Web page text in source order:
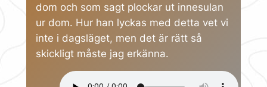
dom och som sagt plockar ut innesulan
ur dom. Hur han lyckas med detta vet vi
inte i dagsläget, men det är rätt så
skickligt måste jag erkänna.